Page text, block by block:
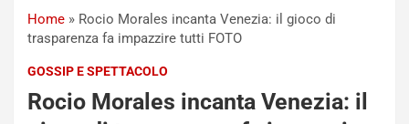
Home » Rocio Morales incanta Venezia: il gioco di
trasparenza fa impazzire tutti FOTO
GOSSIP E SPETTACOLO
Rocio Morales incanta Venezia: il